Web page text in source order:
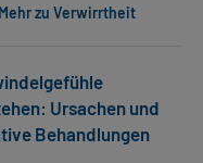
Mehr zu Verwirrtheit
Ursachen und
Behandlungen